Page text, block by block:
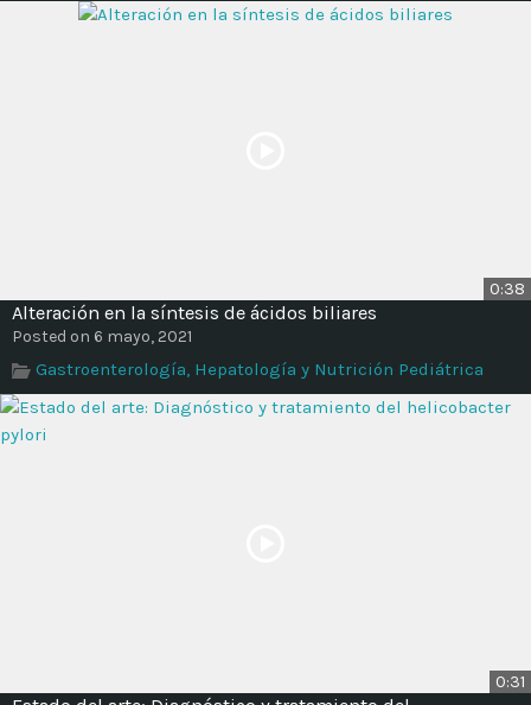
0:38
Alteración en la síntesis de ácidos biliares
Posted on 6 mayo, 2021
Gastroenterología, Hepatología y Nutrición Pediátrica
0:31